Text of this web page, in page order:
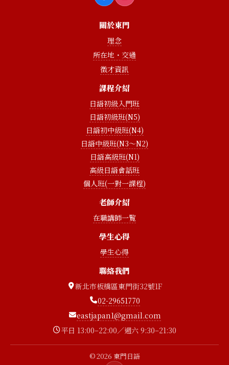
關於東門
理念
所在地・交通
徵才資訊
課程介紹
日語初級入門班
日語初級班(N5)
日語初中級班(N4)
日語中級班(N3〜N2)
日語高級班(N1)
高級日語會話班
個人班(一對一課程)
老師介紹
在職講師一覧
學生心得
學生心得
聯絡我們
新北市板橋區東門街32號1F
02-29651770
eastjapan1@gmail.com
平日 13:00–22:00／週六 9:30–21:30
© 2026 東門日語